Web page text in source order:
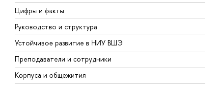
Цифры и факты
Руководство и структура
Устойчивое развитие в НИУ ВШЭ
Преподаватели и сотрудники
Корпуса и общежития